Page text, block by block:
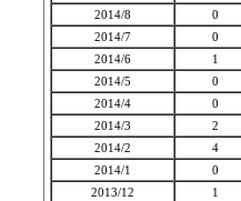
2014/8
0
2014/7
0
2014/6
1
2014/5
0
2014/4
0
2014/3
2
2014/2
4
2014/1
0
2013/12
1